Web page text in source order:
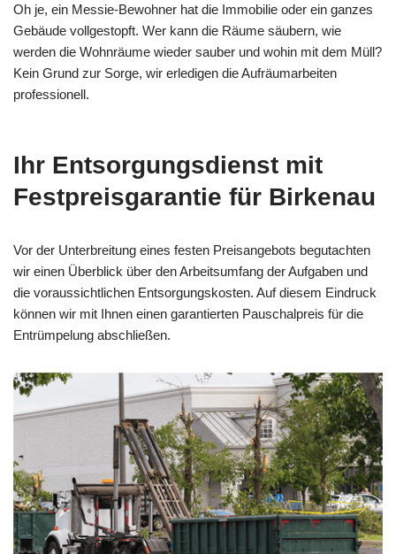
Oh je, ein Messie-Bewohner hat die Immobilie oder ein ganzes
Gebäude vollgestopft. Wer kann die Räume säubern, wie
werden die Wohnräume wieder sauber und wohin mit dem Müll?
Kein Grund zur Sorge, wir erledigen die Aufräumarbeiten
professionell.
Ihr Entsorgungsdienst mit
Festpreisgarantie für Birkenau
Vor der Unterbreitung eines festen Preisangebots begutachten
wir einen Überblick über den Arbeitsumfang der Aufgaben und
die voraussichtlichen Entsorgungskosten. Auf diesem Eindruck
können wir mit Ihnen einen garantierten Pauschalpreis für die
Entrümpelung abschließen.